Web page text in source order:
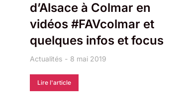
d’Alsace à Colmar en
vidéos #FAVcolmar et
quelques infos et focus
Actualités 8 mai 2019
Lire l'article